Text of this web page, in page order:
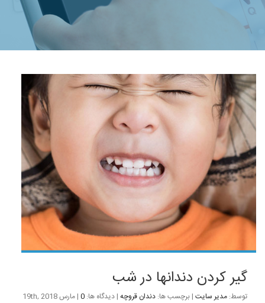
گیر کردن دندانها در شب
توسط: مدیر سایت | برچسب ها: دندان قروچه | دیدگاه ها: 0 | مارس 19th, 2018